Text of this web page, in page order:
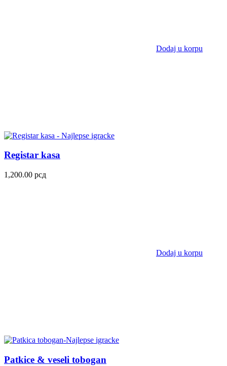
Dodaj u korpu
Registar kasa
1,200.00 рсд
Dodaj u korpu
Patkice & veseli tobogan